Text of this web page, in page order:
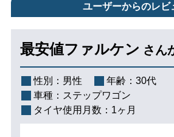
ユーザーからのレビ
最安値ファルケン さん
性別： 男性 年齢： 30代
車種： ステップワゴン
タイヤ使用月数： 1ヶ月